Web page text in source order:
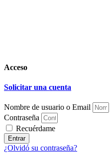
Acceso
Solicitar una cuenta
Nombre de usuario o Email
Contraseña
Recuérdame
Entrar
¿Olvidó su contraseña?